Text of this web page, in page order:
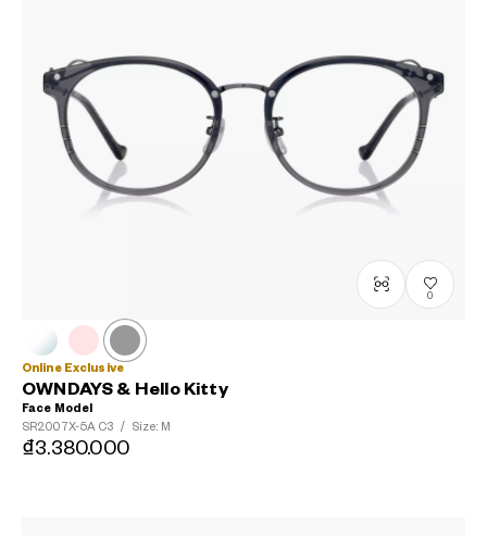
0
Online Exclusive
OWNDAYS & Hello Kitty
Face Model
SR2007X-5A C3 / Size: M
₫3.380.000